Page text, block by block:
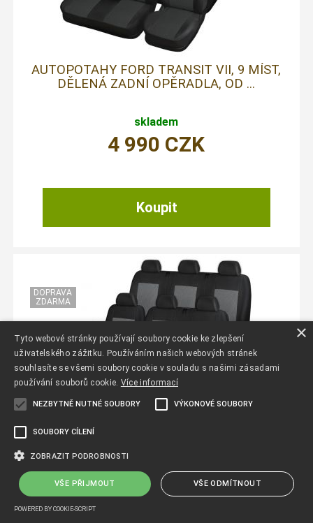
AUTOPOTAHY FORD TRANSIT VII, 9 MÍST,
DĚLENÁ ZADNÍ OPĚRADLA, OD ...
skladem
4 990 CZK
DĚLENÁ ZADNÍ OPĚRADLA, OD ...
×
Tyto webové stránky používají soubory cookie ke zlepšení
uživatelského zážitku. Používáním našich webových stránek
souhlasíte se všemi soubory cookie v souladu s našimi zásadami
používání souborů cookie. Více informací
NEZBYTNĚ NUTNÉ SOUBORY VÝKONOVÉ SOUBORY
SOUBORY CÍLENÍ
ZOBRAZIT PODROBNOSTI
VŠE PŘIJMOUT VŠE ODMÍTNOUT
POWERED BY COOKIE-SCRIPT